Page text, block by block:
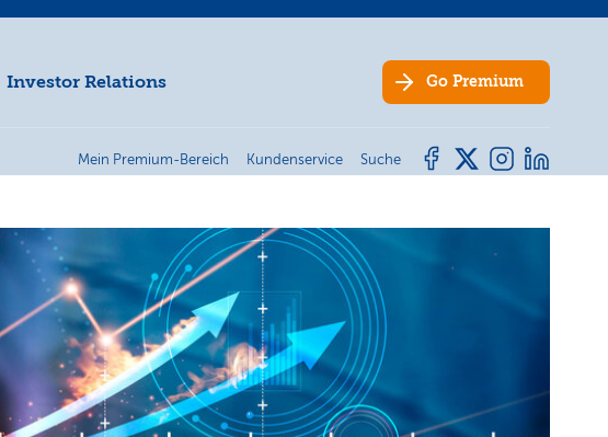
Investor Relations Go Premium
Mein Premium-Bereich Kundenservice Suche